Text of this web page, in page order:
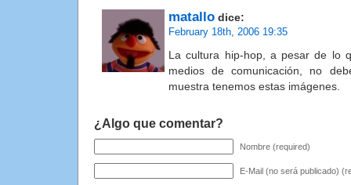
matallo dice:
February 18th, 2006 19:35
La cultura hip-hop, a pesar de lo
medios de comunicación, no
muestra tenemos estas imágenes.
¿Algo que comentar?
Nombre (required)
E-Mail (no será publicado)